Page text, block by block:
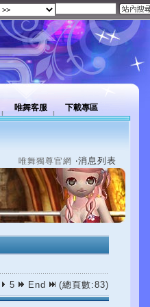
唯舞客服 下載專區
唯舞獨尊官網 ‧消息列表
5 End (總頁數:83)